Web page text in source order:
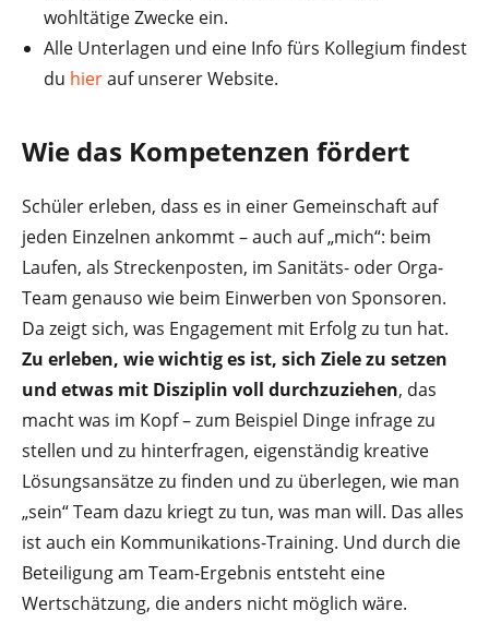
wohltätige Zwecke ein.
Alle Unterlagen und eine Info fürs Kollegium findest
du hierauf unserer Website.
Wie das Kompetenzen fördert
Schüler erleben, dass es in einer Gemeinschaft auf
jeden Einzelnen ankommt – auch auf „mich“: beim
Laufen, als Streckenposten, im Sanitäts- oder Orga-
Team genauso wie beim Einwerben von Sponsoren.
Da zeigt sich, was Engagement mit Erfolg zu tun hat.
Zu erleben, wie wichtig es ist, sich Ziele zu setzen
und etwas mit Disziplin voll durchzuziehen, das
macht was im Kopf – zum Beispiel Dinge infrage zu
stellen und zu hinterfragen, eigenständig kreative
Lösungsansätze zu finden und zu überlegen, wie man
„sein“ Team dazu kriegt zu tun, was man will. Das alles
ist auch ein Kommunikations-Training. Und durch die
Beteiligung am Team-Ergebnis entsteht eine
Wertschätzung, die anders nicht möglich wäre.